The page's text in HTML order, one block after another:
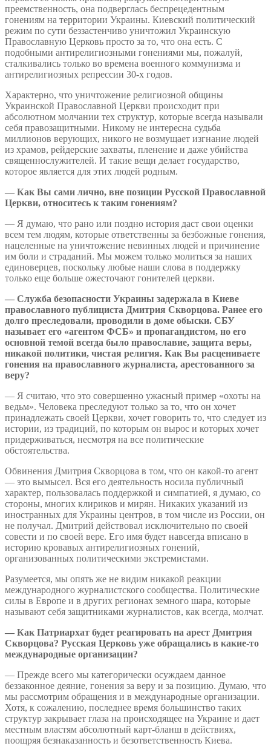
преемственность, она подверглась беспрецедентным
гонениям на территории Украины. Киевский политический
режим по сути беззастенчиво уничтожил Украинскую
Православную Церковь просто за то, что она есть. С
подобными антирелигиозными гонениями мы, пожалуй,
сталкивались только во времена военного коммунизма и
антирелигиозных репрессии 30-х годов.
Характерно, что уничтожение религиозной общины
Украинской Православной Церкви происходит при
абсолютном молчании тех структур, которые всегда называли
себя правозащитными. Никому не интересна судьба
миллионов верующих, никого не возмущает изгнание людей
из храмов, рейдерские захваты, пленение и даже убийства
священнослужителей. И такие вещи делает государство,
которое является для этих людей родным.
— Как Вы сами лично, вне позиции Русской Православной
Церкви, относитесь к таким гонениям?
— Я думаю, что рано или поздно история даст свои оценки
всем тем людям, которые ответственны за безбожные гонения,
нацеленные на уничтожение невинных людей и причинение
им боли и страданий. Мы можем только молиться за наших
единоверцев, поскольку любые наши слова в поддержку
только еще больше ожесточают гонителей церкви.
— Служба безопасности Украины задержала в Киеве
православного публициста Дмитрия Скворцова. Ранее его
долго преследовали, проводили в доме обыски. СБУ
называет его «агентом ФСБ» и пропагандистом, но его
основной темой всегда было православие, защита веры,
никакой политики, чистая религия. Как Вы расцениваете
гонения на православного журналиста, арестованного за
веру?
— Я считаю, что это совершенно ужасный пример «охоты на
ведьм». Человека преследуют только за то, что он хочет
принадлежать своей Церкви, хочет говорить то, что следует из
истории, из традиций, по которым он вырос и которых хочет
придерживаться, несмотря на все политические
обстоятельства.
Обвинения Дмитрия Скворцова в том, что он какой-то агент
— это вымысел. Вся его деятельность носила публичный
характер, пользовалась поддержкой и симпатией, я думаю, со
стороны, многих клириков и мирян. Никаких указаний из
иностранных для Украины центров, в том числе из России, он
не получал. Дмитрий действовал исключительно по своей
совести и по своей вере. Его имя будет навсегда вписано в
историю кровавых антирелигиозных гонений,
организованных политическими экстремистами.
Разумеется, мы опять же не видим никакой реакции
международного журналистского сообщества. Политические
силы в Европе и в других регионах земного шара, которые
называют себя защитниками журналистов, как всегда, молчат.
— Как Патриархат будет реагировать на арест Дмитрия
Скворцова? Русская Церковь уже обращались в какие-то
международные организации?
— Прежде всего мы категорически осуждаем данное
беззаконное деяние, гонения за веру и за позицию. Думаю, что
мы рассмотрим обращения и в международные организации.
Хотя, к сожалению, последнее время большинство таких
структур закрывает глаза на происходящее на Украине и дает
местным властям абсолютный карт-бланш в действиях,
поощряя безнаказанность и безответственность Киева.